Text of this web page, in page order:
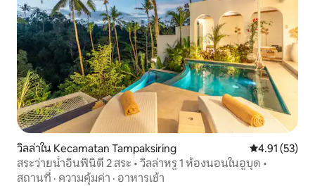
วิลล่าใน Kecamatan Tampaksiring คะแนนเฉลี่ย
4.91 (53)
สระว่ายน้ำอินฟินิตี้ 2 สระ • วิลล่าหรู 1 ห้องนอนในอูบุด •
สถานที่ · ความคุ้มค่า · อาหารเช้า